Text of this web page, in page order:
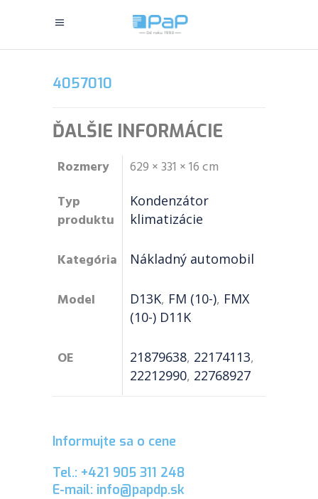
4057010
ĎALŠIE INFORMÁCIE
Rozmery
629 × 331 × 16 cm
Typ
produktu
Kondenzátor
klimatizácie
Kategória Nákladný automobil
Model D13K, FM (10-), FMX
(10-) D11K
OE 21879638, 22174113,
22212990, 22768927
Informujte sa o cene
Tel.: +421 905 311 248
E-mail: info@papdp.sk